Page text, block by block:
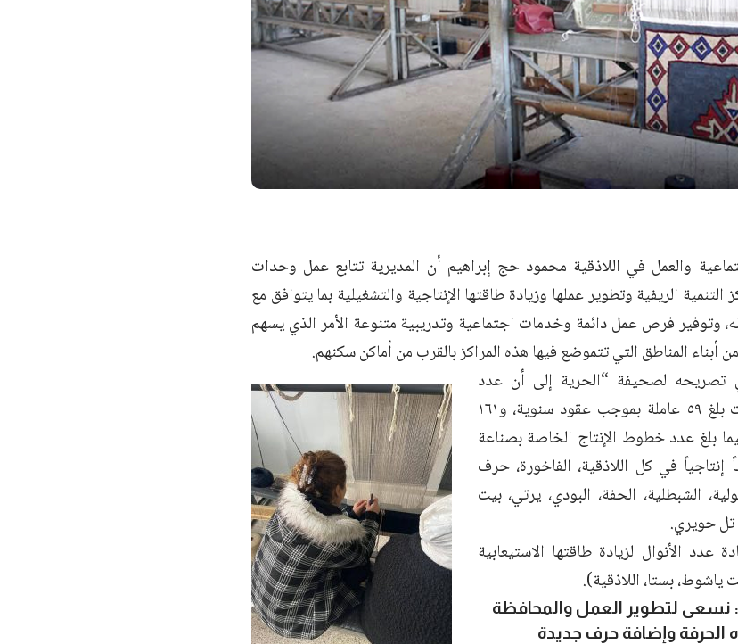
والعمل في اللاذقية محمود حج إبراهيم أن المديرية تتابع عمل وحدات
التنمية الريفية وتطوير عملها وزيادة طاقتها الإنتاجية والتشغيلية بما يتوافق مع
وتوفير فرص عمل دائمة وخدمات اجتماعية وتدريبية متنوعة الأمر الذي يسهم
أبناء المناطق التي تتموضع فيها هذه المراكز بالقرب من أماكن سكنهم.
تصريحه لصحيفة “الحرية إلى أن عدد
العاملات ضمن الوحدات بلغ ٥٩ عاملة بموجب عقود سنوية، و١٦١
بلغ عدد خطوط الإنتاج الخاصة بصناعة
اليدوي ١٣ خطاً إنتاجياً في كل اللاذقية، الفاخورة، حرف
الشبطلية، الحفة، البودي، يرتي، بيت
تل حويري.
عدد الأنوال لزيادة طاقتها الاستيعابية
بستا، اللاذقية).
نسعى لتطوير العمل والمحافظة
الحرفة وإضافة حرف جديدة